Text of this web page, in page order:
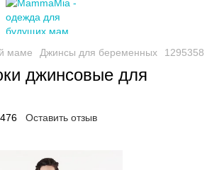
маме Джинсы для беременных
джинсовые для
Оставить отзыв